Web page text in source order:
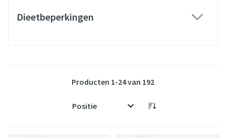
Dieetbeperkingen
Producten 1-24van 192
Sorteer op: